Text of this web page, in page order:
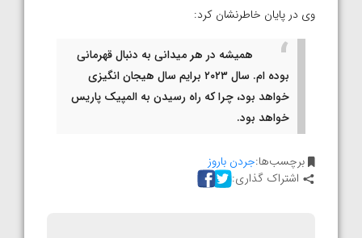
وی در پایان خاطرنشان کرد:
همیشه در هر میدانی به دنبال قهرمانی
بوده ام. سال ۲۰۲۳ برایم سال هیجان انگیزی
خواهد بود، چرا که راه رسیدن به المپیک پاریس
خواهد بود.
برچسب‌ها:جردن باروز
اشتراک گذاری: